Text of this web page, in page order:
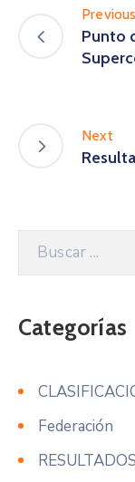
Previous
Punto
Next
Categorías
Federación
RESULTADOS